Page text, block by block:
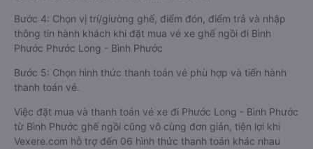
Bước 4: Chọn vị trí/giường ghế, điểm đón, điểm trả và nhập
thông tin hành khách khi đặt mua vé xe ghế ngồi đi Bình
Phước Phước Long - Bình Phước
Bước 5: Chọn hình thức thanh toán vé phù hợp và tiến hành
thanh toán vé.
Việc đặt mua và thanh toán vé xe đi Phước Long - Bình Phước
từ Bình Phước ghế ngồi cũng vô cùng đơn giản, tiện lợi khi
Vexere.com hỗ trợ đến 06 hình thức thanh toán khác nhau